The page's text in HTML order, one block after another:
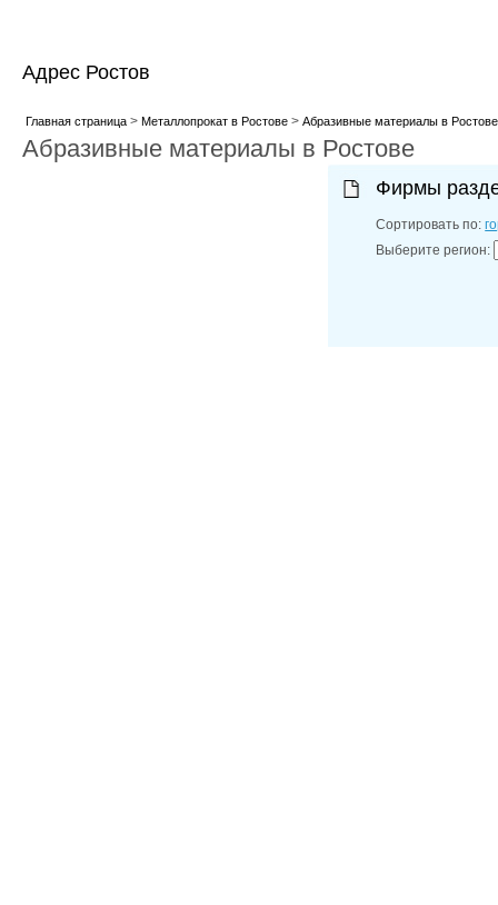
Адрес Ростов
Главная страница> Металлопрокат в Ростове> Абразивные материалы в Ростове
Абразивные материалы в Ростове
Фирмы
Сортировать по:
Выберите регион: